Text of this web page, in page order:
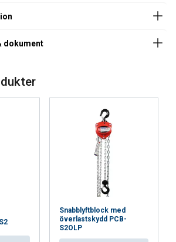
max last(WLL i ton):
lyfthöjder:
Snabblyftblock med
överlastskydd PCB-
S2OLP